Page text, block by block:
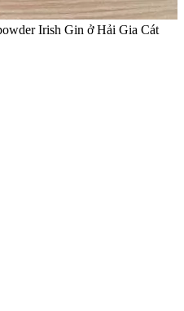
Irish Gin ở Hải Gia Cát